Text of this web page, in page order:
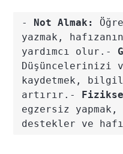
- Not Almak:
yazmak,
yardımcı olur.-
Düşüncelerinizi
kaydetmek,
artırır.-
egzersiz yapmak,
destekler ve